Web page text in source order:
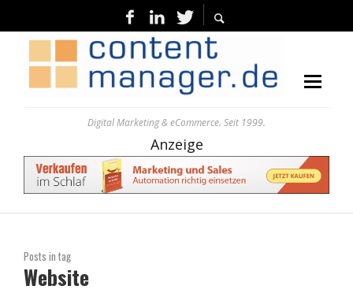
Digital Marketing & eCommerce. Seit 1999.
Anzeige
Posts in tag
Website